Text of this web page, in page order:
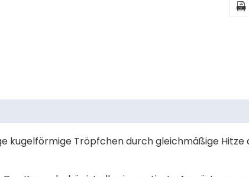

kugelförmige Tröpfchen durch gleichmäßige Hitze